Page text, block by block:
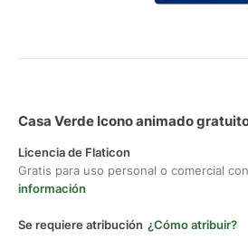
Casa Verde Icono animado
Licencia de Flaticon
Gratis para uso personal o comercial
información
Se requiere atribución ¿Cómo atribuir?